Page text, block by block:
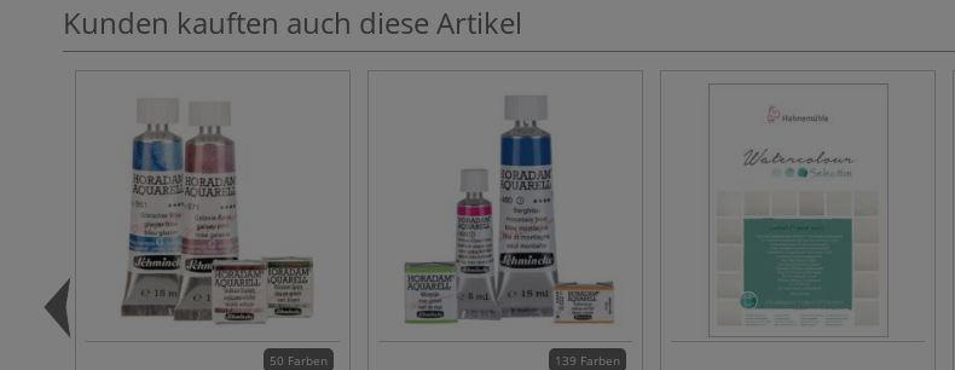
Kunden kauften auch diese Artikel
50 Farben 139 Farben